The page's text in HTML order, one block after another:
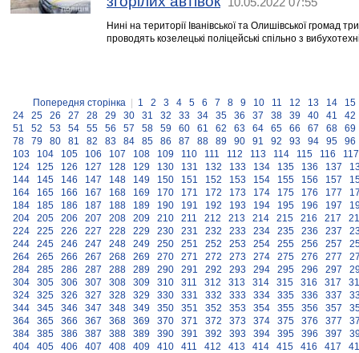
Нині на території Іванівської та Олишівської громад
проводять козелецькі поліцейські спільно з
Попередня сторінка 1 2 3 4 5 6 7 8 9 10 11 12 13 14
15
24
25 26 27 28 29 30 31 32 33 34 35 36 37 38 39 40 41
42
51
52 53 54 55 56 57 58 59 60 61 62 63 64 65 66 67 68
69
78
79 80 81 82 83 84 85 86 87 88 89 90 91 92 93 94 95
96
103
104 105 106 107 108 109 110 111 112 113 114 115 116
117
124
125 126 127 128 129 130 131 132 133 134 135 136 137
144
145 146 147 148 149 150 151 152 153 154 155 156 157
164
165 166 167 168 169 170 171 172 173 174 175 176 177
184
185 186 187 188 189 190 191 192 193 194 195 196 197
204
205 206 207 208 209 210 211 212 213 214 215 216 217
224
225 226 227 228 229 230 231 232 233 234 235 236 237
244
245 246 247 248 249 250 251 252 253 254 255 256 257
264
265 266 267 268 269 270 271 272 273 274 275 276 277
284
285 286 287 288 289 290 291 292 293 294 295 296 297
304
305 306 307 308 309 310 311 312 313 314 315 316 317
324
325 326 327 328 329 330 331 332 333 334 335 336 337
344
345 346 347 348 349 350 351 352 353 354 355 356 357
364
365 366 367 368 369 370 371 372 373 374 375 376 377
384
385 386 387 388 389 390 391 392 393 394 395 396 397
404
405 406 407 408 409 410 411 412 413 414 415 416 417